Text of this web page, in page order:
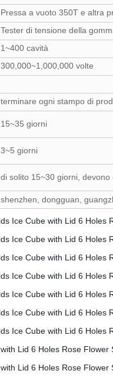
Pressa a vuoto 350T e altra
Tester di tensione della
1~400 cavità
300,000~1,000,000 volte
terminare ogni stampo di
15~35 giorni
3~5 giorni
di solito 15~30 giorni,
shenzhen, dongguan,